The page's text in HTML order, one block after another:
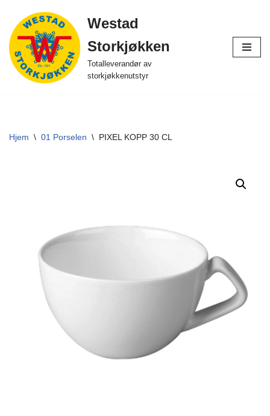
Hopp
til
innholdet
Westad
Storkjøkken
Totalleverandør av
storkjøkkenutstyr
Hjem \ 01 Porselen \ PIXEL KOPP 30 CL